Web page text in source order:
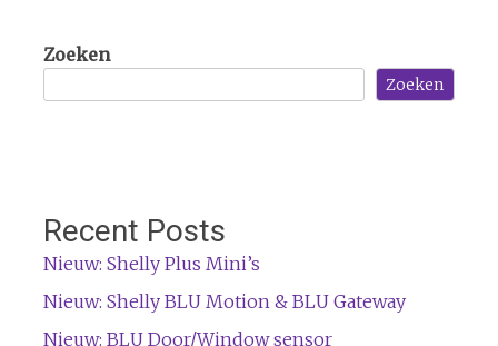
Zoeken
Zoeken
Recent Posts
Nieuw: Shelly Plus Mini’s
Nieuw: Shelly BLU Motion & BLU Gateway
Nieuw: BLU Door/Window sensor